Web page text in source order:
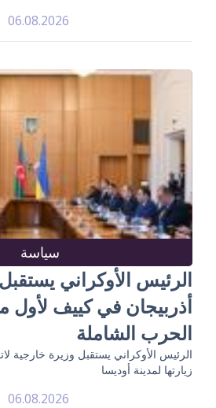
06.08.2026
سياسة
الرئيس الأوكراني
أذربيجان في كييف لأول
الحرب الشاملة
الرئيس الأوكراني يستقبل وزيرة خارجية
زيارتها لمدينة أوديسا
06.08.2026